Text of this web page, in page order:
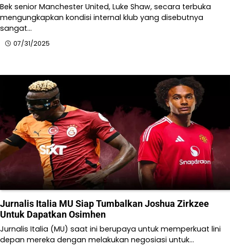
Bek senior Manchester United, Luke Shaw, secara terbuka
mengungkapkan kondisi internal klub yang disebutnya
sangat…
07/31/2025
Jurnalis Italia MU Siap Tumbalkan Joshua Zirkzee
Untuk Dapatkan Osimhen
Jurnalis Italia (MU) saat ini berupaya untuk memperkuat lini
depan mereka dengan melakukan negosiasi untuk…